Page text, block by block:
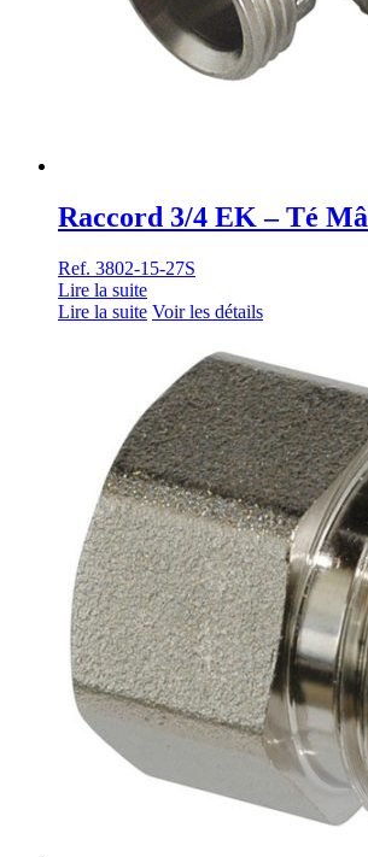
Raccord 3/4 EK – Té
Ref. 3802-15-27S
Lire la suite
Lire la suite Voir les détails